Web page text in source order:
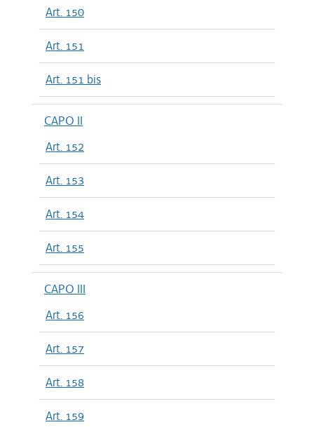
Art. 150
Art. 151
Art. 151 bis
CAPO II
Art. 152
Art. 153
Art. 154
Art. 155
CAPO III
Art. 156
Art. 157
Art. 158
Art. 159